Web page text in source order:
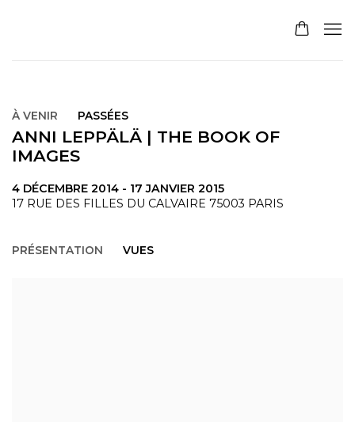
À VENIR PASSÉES
ANNI LEPPÄLÄ | THE BOOK OF
IMAGES
4 DÉCEMBRE 2014 - 17 JANVIER 2015
17 RUE DES FILLES DU CALVAIRE 75003 PARIS
PRÉSENTATION VUES